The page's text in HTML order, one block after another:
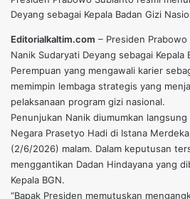
Deyang sebagai Kepala Badan Gizi
Editorialkaltim.com – Presiden
Nanik Sudaryati Deyang sebagai Kepala
Perempuan yang mengawali karier
memimpin lembaga strategis yang
pelaksanaan program gizi nasional.
Penunjukan Nanik diumumkan
Negara Prasetyo Hadi di Istana
(2/6/2026) malam. Dalam keputusan
menggantikan Dadan Hindayana yang
Kepala BGN.
“Bapak Presiden memutuskan